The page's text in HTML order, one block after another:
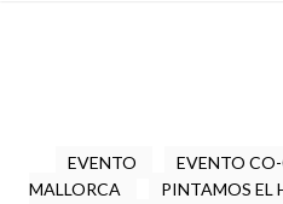
EVENTO EVENTO
MALLORCA
PINTAMOS EL